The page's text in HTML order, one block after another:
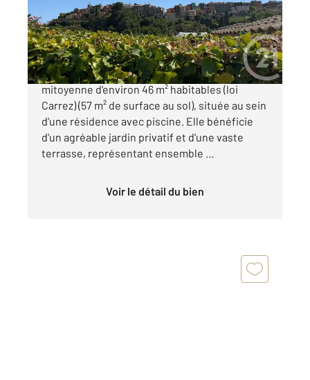
Maison à vendre
350 000 €
BIOT Charmante maison discrètement
mitoyenne d'environ 46 m² habitables (loi
Carrez) (57 m² de surface au sol), située au sein
d'une résidence avec piscine. Elle bénéficie
d'un agréable jardin privatif et d'une vaste
terrasse, représentant ensemble ...
Voir le détail du bien